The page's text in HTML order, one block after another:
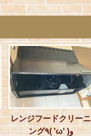
レンジフードクリーニ
ング٩( 'ω' )و